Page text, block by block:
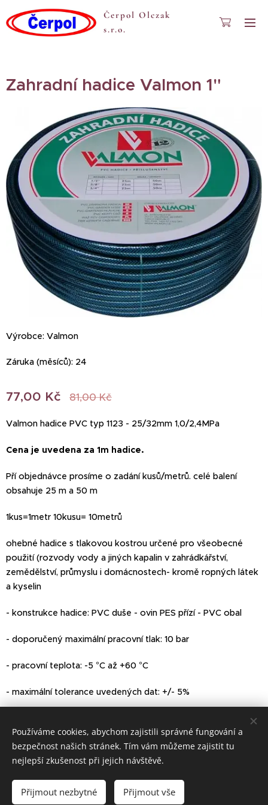
Čerpol Olczak
s.r.o.
Zahradní hadice Valmon 1"
Výrobce: Valmon
Záruka (měsíců): 24
77,00 Kč 81,00Kč
Valmon hadice PVC typ 1123 - 25/32mm 1,0/2,4MPa
Cena je uvedena za 1m hadice.
Pří objednávce prosíme o zadání kusů/metrů. celé balení
obsahuje 25 m a 50 m
1kus=1metr 10kusu= 10metrů
ohebné hadice s tlakovou kostrou určené pro všeobecné
použití (rozvody vody a jiných kapalin v zahrádkářství,
zemědělství, průmyslu i domácnostech- kromě ropných látek
a kyselin
- konstrukce hadice: PVC duše - ovin PES přízí - PVC obal
- doporučený maximální pracovní tlak: 10 bar
- pracovní teplota: -5 °C až +60 °C
- maximální tolerance uvedených dat: +/- 5%
© 2022 Všechna práva vyhrazena
Používáme cookies, abychom zajistili správné fungování a
bezpečnost našich stránek. Tím vám můžeme zajistit tu
nejlepší zkušenost při jejich návštěvě.
Přijmout nezbytné Přijmout vše